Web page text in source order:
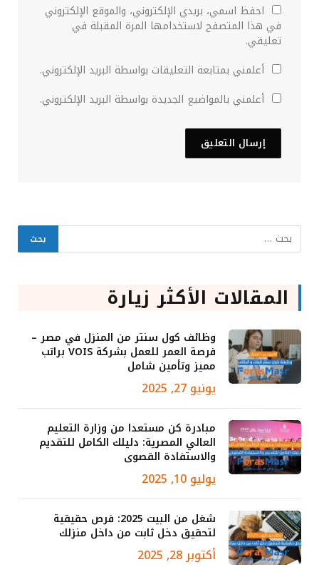
احفظ اسمي، بريدي الإلكتروني، والموقع الإلكتروني
في هذا المتصفح لاستخدامها المرة المقبلة في
تعليقي.
أعلمني بمتابعة التعليقات بواسطة البريد الإلكتروني.
أعلمني بالمواضيع الجديدة بواسطة البريد الإلكتروني.
المقالات الأكثر زيارة
وظائف كول سنتر من المنزل في مصر –
فرصة العمر للعمل بشركة VOIS براتب
مميز وتأمين شامل
يونيو 27, 2025
مبادرة كن مستعدا من وزارة التعليم
العالي المصرية: دليلك الكامل للتقديم
والاستفادة القصوى
يوليو 10, 2025
شغل من البيت 2025: فرص حقيقية
لتحقيق دخل ثابت من داخل منزلك
أكتوبر 28, 2025